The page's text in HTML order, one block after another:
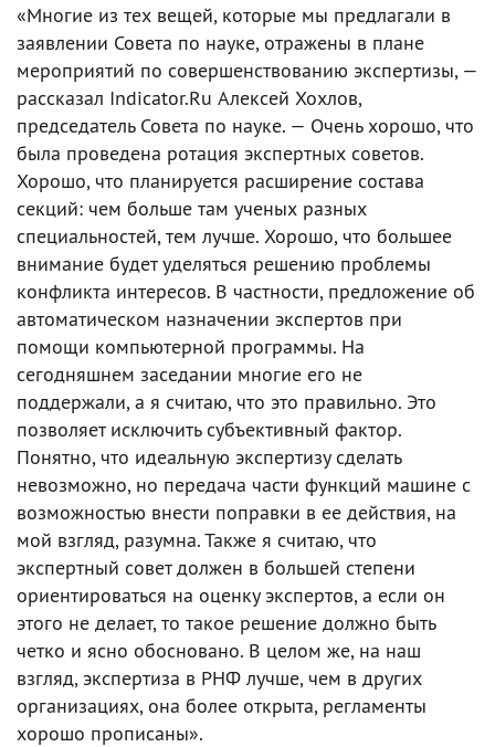
«Многие из тех вещей, которые мы предлагали в
заявлении Совета по науке, отражены в плане
мероприятий по совершенствованию экспертизы, —
рассказал Indicator.Ru Алексей Хохлов,
председатель Совета по науке. — Очень хорошо, что
была проведена ротация экспертных советов.
Хорошо, что планируется расширение состава
секций: чем больше там ученых разных
специальностей, тем лучше. Хорошо, что большее
внимание будет уделяться решению проблемы
конфликта интересов. В частности, предложение об
автоматическом назначении экспертов при
помощи компьютерной программы. На
сегодняшнем заседании многие его не
поддержали, а я считаю, что это правильно. Это
позволяет исключить субъективный фактор.
Понятно, что идеальную экспертизу сделать
невозможно, но передача части функций машине с
возможностью внести поправки в ее действия, на
мой взгляд, разумна. Также я считаю, что
экспертный совет должен в большей степени
ориентироваться на оценку экспертов, а если он
этого не делает, то такое решение должно быть
четко и ясно обосновано. В целом же, на наш
взгляд, экспертиза в РНФ лучше, чем в других
организациях, она более открыта, регламенты
хорошо прописаны».